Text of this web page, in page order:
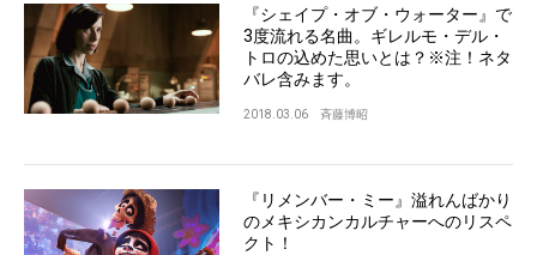
『シェイプ・オブ・ウォーター』で
3度流れる名曲。ギレルモ・デル・
トロの込めた思いとは？※注！ネタ
バレ含みます。
2018.03.06 斉藤博昭
『リメンバー・ミー』溢れんばかり
のメキシカンカルチャーへのリスペ
クト！